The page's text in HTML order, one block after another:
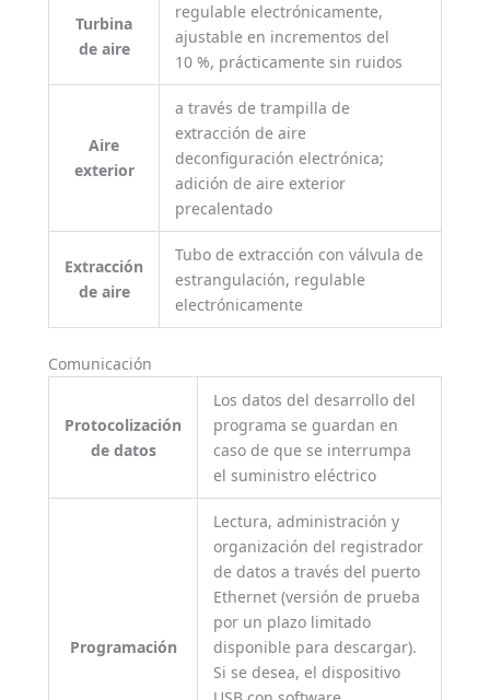
Turbina
de aire
regulable electrónicamente,
ajustable en incrementos del
10 %, prácticamente sin ruidos
Aire
exterior
a través de trampilla de
extracción de aire
deconfiguración electrónica;
adición de aire exterior
precalentado
Extracción
de aire
Tubo de extracción con válvula de
estrangulación, regulable
electrónicamente
Comunicación
Protocolización
de datos
Los datos del desarrollo del
programa se guardan en
caso de que se interrumpa
el suministro eléctrico
Programación
Lectura, administración y
organización del registrador
de datos a través del puerto
Ethernet (versión de prueba
por un plazo limitado
disponible para descargar).
Si se desea, el dispositivo